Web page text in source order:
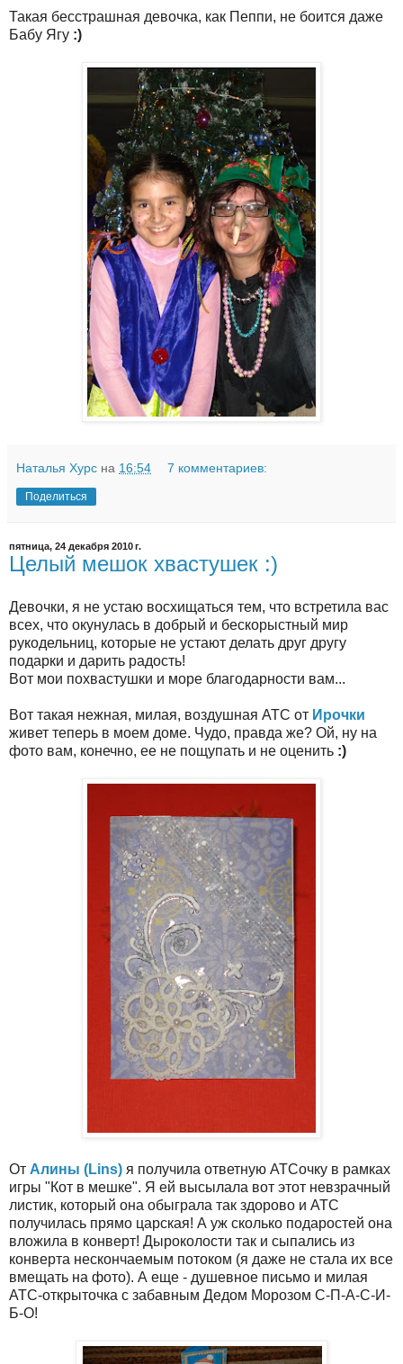
Такая бесстрашная девочка, как Пеппи, не боится даже
Бабу Ягу :)
Наталья Хурс на 16:54 7 комментариев:
Поделиться
пятница, 24 декабря 2010 г.
Целый мешок хвастушек :)
Девочки, я не устаю восхищаться тем, что встретила вас
всех, что окунулась в добрый и бескорыстный мир
рукодельниц, которые не устают делать друг другу
подарки и дарить радость!
Вот мои похвастушки и море благодарности вам...
Вот такая нежная, милая, воздушная АТС от Ирочки
живет теперь в моем доме. Чудо, правда же? Ой, ну на
фото вам, конечно, ее не пощупать и не оценить :)
От Алины (Lins) я получила ответную АТСочку в рамках
игры "Кот в мешке". Я ей высылала вот этот невзрачный
листик, который она обыграла так здорово и АТС
получилась прямо царская! А уж сколько подаростей она
вложила в конверт! Дыроколости так и сыпались из
конверта нескончаемым потоком (я даже не стала их все
вмещать на фото). А еще - душевное письмо и милая
АТС-открыточка с забавным Дедом Морозом С-П-А-С-И-
Б-О!